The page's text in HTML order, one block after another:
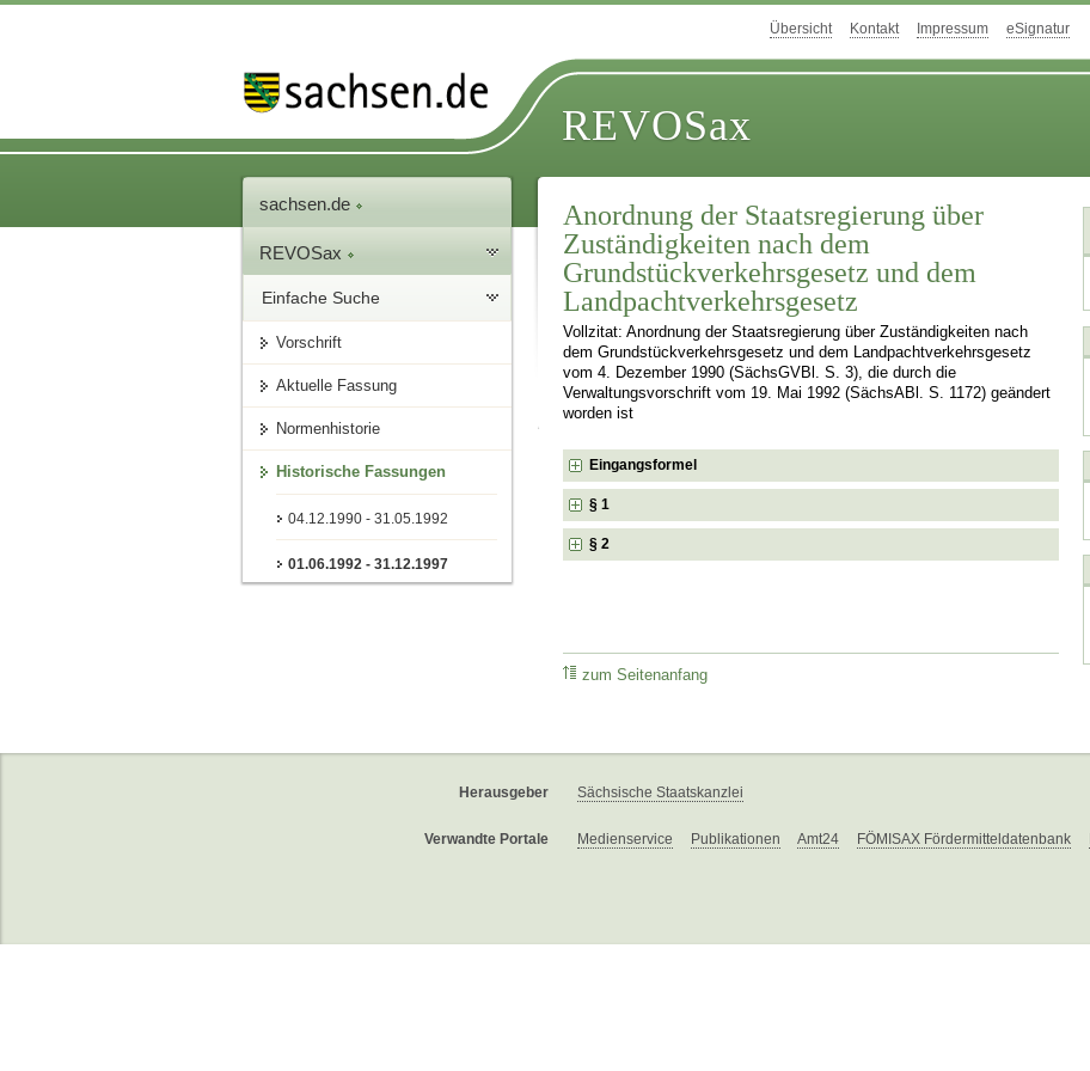
Übersicht Kontakt Impressum eSignatur
REVOSax
sachsen.de
REVOSax
Einfache Suche
Vorschrift
Aktuelle Fassung
Normenhistorie
Historische Fassungen
04.12.1990 - 31.05.1992
01.06.1992 - 31.12.1997
Anordnung der Staatsregierung über
Zuständigkeiten nach dem
Grundstückverkehrsgesetz und dem
Landpachtverkehrsgesetz
Vollzitat: Anordnung der Staatsregierung über Zuständigkeiten nach
dem Grundstückverkehrsgesetz und dem Landpachtverkehrsgesetz
vom 4. Dezember 1990 (SächsGVBl. S. 3), die durch die
Verwaltungsvorschrift vom 19. Mai 1992 (SächsABl. S. 1172) geändert
worden ist
Eingangsformel
§ 1
§ 2
zum Seitenanfang
Herausgeber Sächsische Staatskanzlei
Verwandte Portale Medienservice Publikationen Amt24 FÖMISAX Fördermitteldatenbank